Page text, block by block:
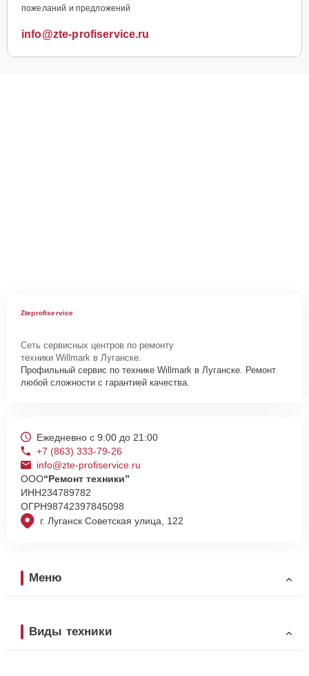
пожеланий и предложений
info@zte-profiservice.ru
Zteprofiservice
Сеть сервисных центров по ремонту
техники Willmark в Луганске.
Профильный сервис по технике Willmark в Луганске. Ремонт
любой сложности с гарантией качества.
г. Луганск Советская улица, 122
Ежедневно с 9:00 до 21:00
+7 (863) 333-79-26
info@zte-profiservice.ru
ООО“Ремонт техники”
ИНН234789782
ОГРН98742397845098
Меню
Виды техники